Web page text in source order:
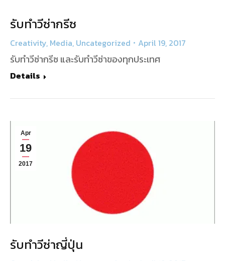
รับทำวีซ่ากรีซ
Creativity, Media, Uncategorized April 19, 2017
รับทำวีซ่ากรีซ และรับทำวีซ่าของทุกประเทศ
Details
Apr
19
2017
รับทำวีซ่าญี่ปุ่น